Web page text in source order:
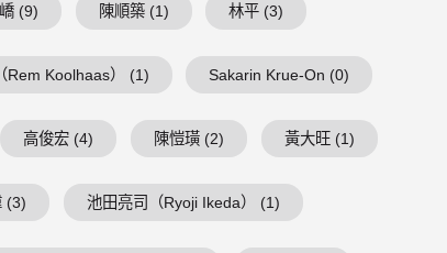
(9) 陳順築 (1) 林平 (3)
Rem Koolhaas） (1) Sakarin Krue-On (0)
高俊宏 (4) 陳愷璜 (2) 黃大旺 (1)
(3) 池田亮司（Ryoji Ikeda） (1)